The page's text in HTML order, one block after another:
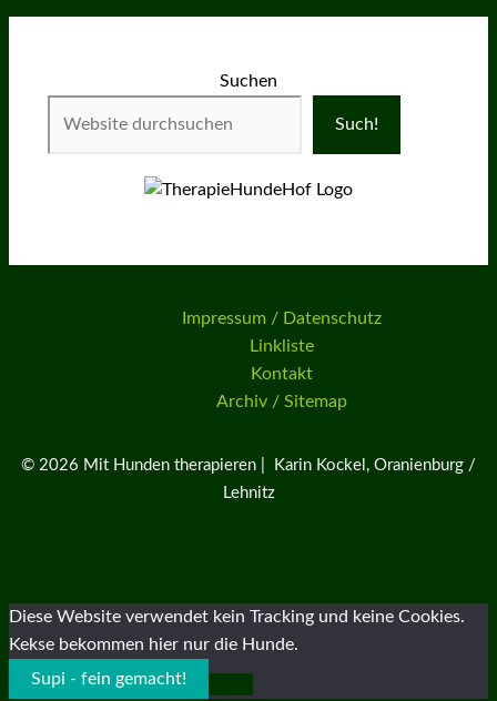
Suchen
Such!
Impressum / Datenschutz
Linkliste
Kontakt
Archiv / Sitemap
© 2026 Mit Hunden therapieren | Karin Kockel, Oranienburg /
Lehnitz
Diese Website verwendet kein Tracking und keine Cookies.
Kekse bekommen hier nur die Hunde.
Supi - fein gemacht!